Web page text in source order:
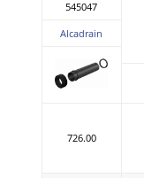
545047
Alcadrain
726.00